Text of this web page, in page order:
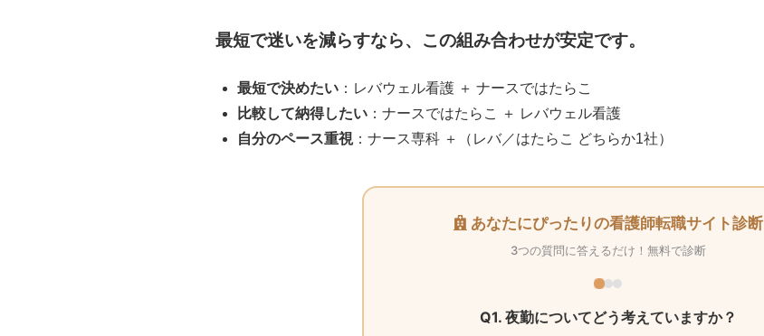
最短で迷いを減らすなら、この組み合わせが安定です。
最短で決めたい ：レバウェル看護 ＋ ナースではたらこ
比較して納得したい ：ナースではたらこ ＋ レバウェル看護
自分のペース重視：ナース専科 ＋（レバ／はたらこ どちらか1社）
あなたにぴったりの看護師転職サイト診断
3つの質問に答えるだけ！無料で診断
Q1. 夜勤についてどう考えていますか？